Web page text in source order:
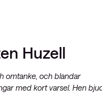
Huzell
omtanke, och blandar
med kort varsel. Hen